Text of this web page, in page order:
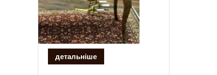
детальніше